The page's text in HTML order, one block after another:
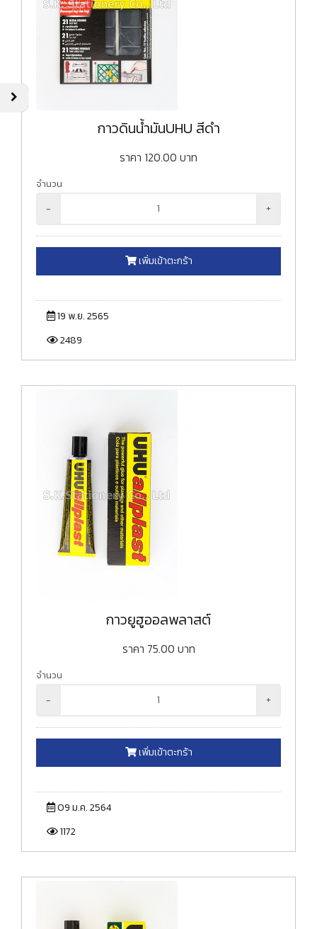
กาวดินน้ำมันUHU สีดำ
ราคา 120.00 บาท
จำนวน
- +
เพิ่มเข้าตะกร้า
19 พ.ย. 2565
2489
กาวยูฮูออลพลาสต์
ราคา 75.00 บาท
จำนวน
- +
เพิ่มเข้าตะกร้า
09 ม.ค. 2564
1172